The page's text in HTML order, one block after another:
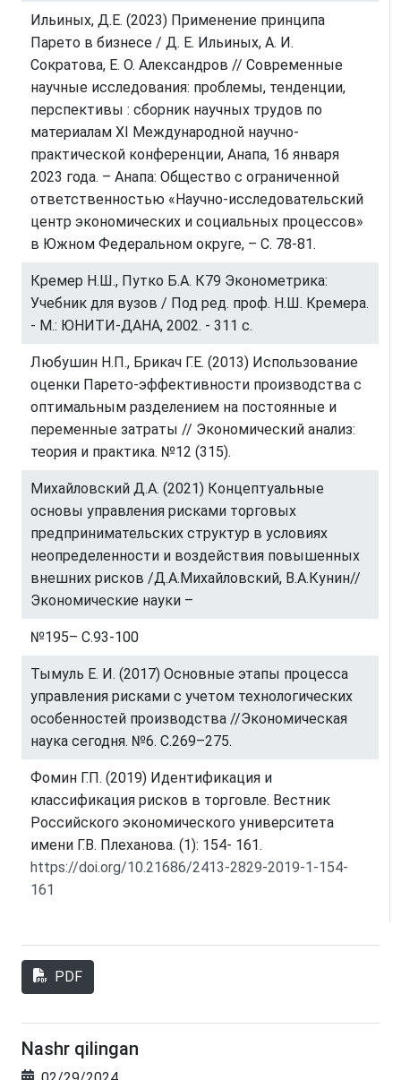
Ильиных, Д.Е. (2023) Применение принципа
Парето в бизнесе / Д. Е. Ильиных, А. И.
Сократова, Е. О. Александров // Современные
научные исследования: проблемы, тенденции,
перспективы : сборник научных трудов по
материалам XI Международной научно-
практической конференции, Анапа, 16 января
2023 года. – Анапа: Общество с ограниченной
ответственностью «Научно-исследовательский
центр экономических и социальных процессов»
в Южном Федеральном округе, – С. 78-81.
Кремер Н.Ш., Путко Б.А. К79 Эконометрика:
Учебник для вузов / Под ред. проф. Н.Ш. Кремера.
- М.: ЮНИТИ-ДАНА, 2002. - 311 с.
Любушин Н.П., Брикач Г.Е. (2013) Использование
оценки Парето-эффективности производства с
оптимальным разделением на постоянные и
переменные затраты // Экономический анализ:
теория и практика. №12 (315).
Михайловский Д.А. (2021) Концептуальные
основы управления рисками торговых
предпринимательских структур в условиях
неопределенности и воздействия повышенных
внешних рисков /Д.А.Михайловский, В.А.Кунин//
Экономические науки –
№195– С.93-100
Тымуль Е. И. (2017) Основные этапы процесса
управления рисками с учетом технологических
особенностей производства //Экономическая
наука сегодня. №6. С.269–275.
Фомин Г.П. (2019) Идентификация и
классификация рисков в торговле. Вестник
Российского экономического университета
имени Г.В. Плеханова. (1): 154- 161.
https://doi.org/10.21686/2413-2829-2019-1-154-
161
PDF
Nashr qilingan